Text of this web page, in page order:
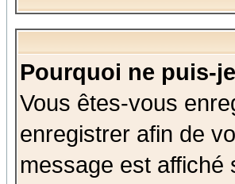
Pourquoi ne puis-
Vous êtes-vous
enregistrer afin de
message est